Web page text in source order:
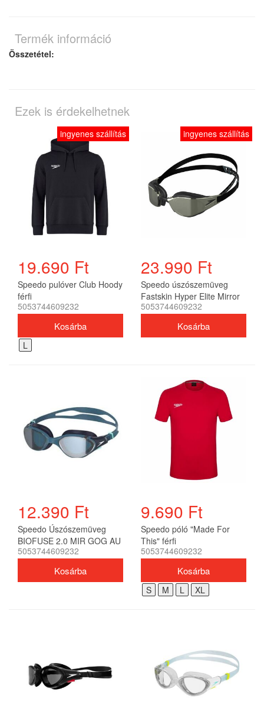
Termék információ
Összetétel:
Ezek is érdekelhetnek
ingyenes szállítás
19.690 Ft
Speedo pulóver Club Hoody
férfi
5053744609232
L
ingyenes szállítás
23.990 Ft
Speedo úszószemüveg
Fastskin Hyper Elite Mirror
unisex
5053744609232
12.390 Ft
Speedo Úszószemüveg
BIOFUSE 2.0 MIR GOG AU
unisex
5053744609232
9.690 Ft
Speedo póló "Made For
This" férfi
5053744609232
S M L XL